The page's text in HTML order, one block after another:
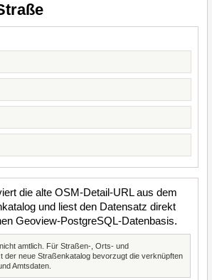
die alte OSM-Detail-URL aus dem
und liest den Datensatz direkt
Geoview-PostgreSQL-Datenbasis.
amtlich. Für Straßen-, Orts- und
der neue Straßenkatalog bevorzugt die verknüpften
Amtsdaten.